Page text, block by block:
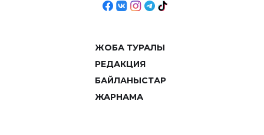
ЖОБА ТУРАЛЫ
РЕДАКЦИЯ
БАЙЛАНЫСТАР
ЖАРНАМА